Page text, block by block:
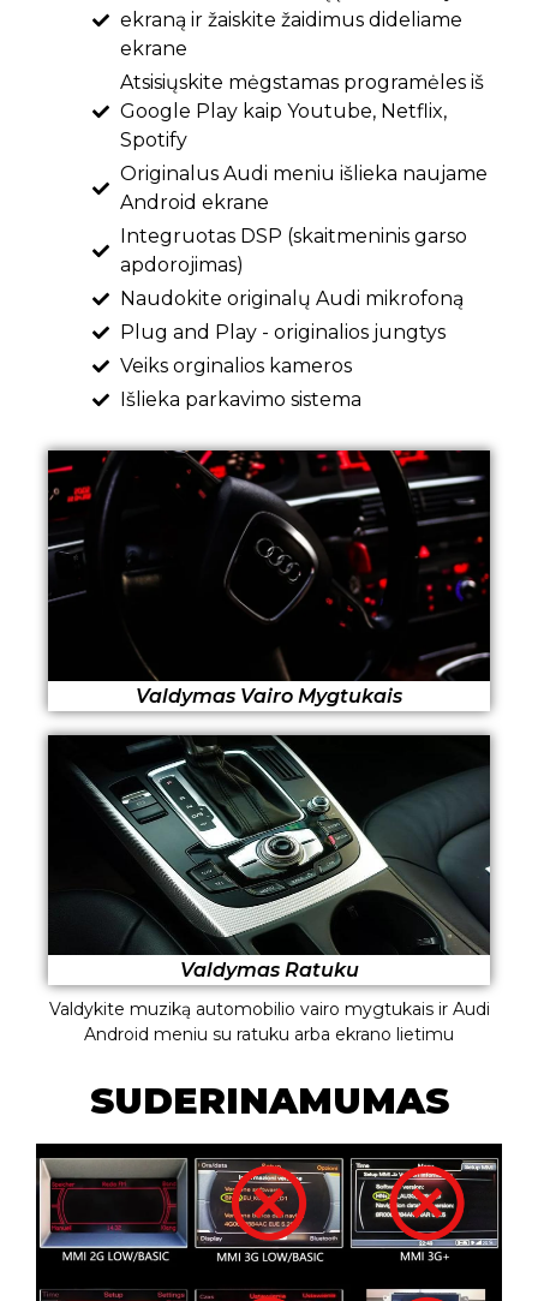
ekraną ir žaiskite žaidimus dideliame
ekrane
Atsisiųskite mėgstamas programėles iš
Google Play kaip Youtube, Netflix,
Spotify
Originalus Audi meniu išlieka naujame
Android ekrane
Integruotas DSP (skaitmeninis garso
apdorojimas)
Naudokite originalų Audi mikrofoną
Plug and Play - originalios jungtys
Veiks orginalios kameros
Išlieka parkavimo sistema
Valdymas Vairo Mygtukais
Valdymas Ratuku
Valdykite muziką automobilio vairo mygtukais ir Audi
Android meniu su ratuku arba ekrano lietimu
SUDERINAMUMAS